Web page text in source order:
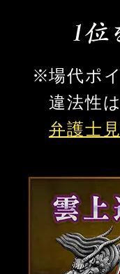
場代ポ
違法性
弁護士